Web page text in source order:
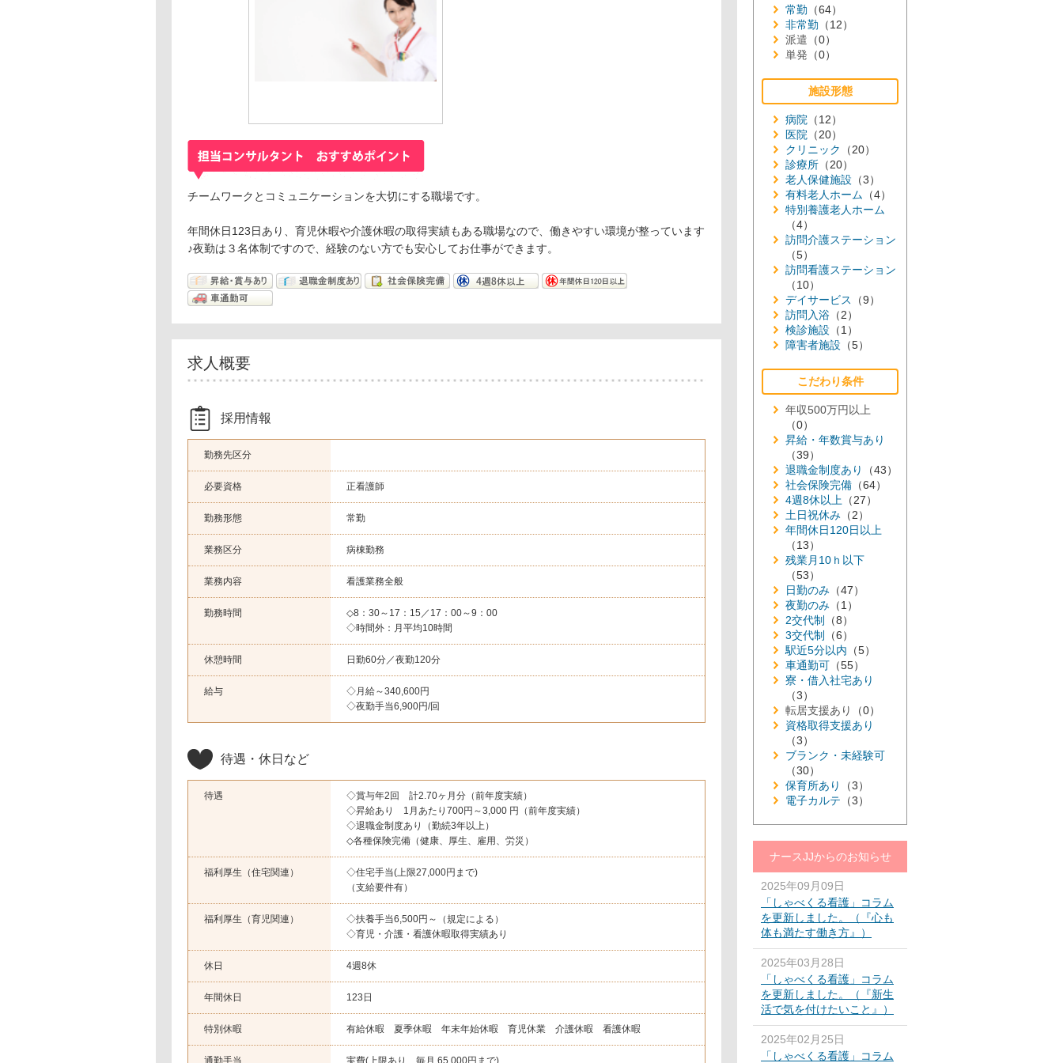
常勤 （64）
非常勤 （12）
派遣 （0）
単発 （0）
施設形態
病院 （12）
医院 （20）
クリニック
（20）
診療所 （20）
老人保健施設 （3）
有料老人ホーム （4）
特別養護老人ホーム
（4）
訪問介護ステーション
（5）
訪問看護ステーション
（10）
デイサービス
（9）
訪問入浴 （2）
検診施設 （1）
障害者施設 （5）
こだわり条件
年収500万円以上
（0）
昇給・年数賞与あり
（39）
退職金制度あり
（43）
社会保険完備 （64）
4週8休以上 （27）
土日祝休み （2）
年間休日120日以上
（13）
残業月10ｈ以下
（53）
日勤のみ （47）
夜勤のみ （1）
2交代制
（8）
3交代制
（6）
駅近5分以内 （5）
車通勤可 （55）
寮・借入社宅あり
（3）
転居支援あり
（0）
資格取得支援あり
（3）
ブランク・未経験可
（30）
保育所あり
（3）
電子カルテ （3）
ナースJJからのお知らせ
2025年09月09日
「しゃべくる看護」コラム
を更新しました。（『心も
体も満たす働き方』）
2025年03月28日
「しゃべくる看護」コラム
を更新しました。（『新生
活で気を付けたいこと』）
2025年02月25日
「しゃべくる看護」コラム
チームワークとコミュニケーションを大切にする職場です。
年間休日123日あり、育児休暇や介護休暇の取得実績もある職場なので、働きやすい環境が整っています
♪夜勤は３名体制ですので、経験のない方でも安心してお仕事ができます。
求人概要
採用情報
勤務先区分
必要資格 正看護師
勤務形態 常勤
業務区分 病棟勤務
業務内容 看護業務全般
勤務時間
◇8：30～17：15／17：00～9：00
◇時間外：月平均10時間
休憩時間 日勤60分／夜勤120分
給与
◇月給～340,600円
◇夜勤手当6,900円/回
待遇・休日など
待遇
◇賞与年2回 計2.70ヶ月分（前年度実績）
◇昇給あり 1月あたり700円～3,000 円（前年度実績）
◇退職金制度あり（勤続3年以上）
◇各種保険完備（健康、厚生、雇用、労災）
福利厚生（住宅関連）
◇住宅手当(上限27,000円まで)
（支給要件有）
福利厚生（育児関連）
◇扶養手当6,500円～（規定による）
◇育児・介護・看護休暇取得実績あり
休日 4週8休
年間休日 123日
特別休暇 有給休暇 夏季休暇 年末年始休暇 育児休業 介護休暇 看護休暇
通勤手当 実費(上限あり 毎月 65,000円まで)